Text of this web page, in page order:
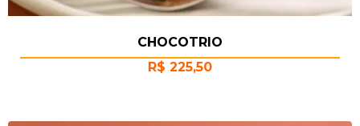
CHOCOTRIO
R$ 225,50